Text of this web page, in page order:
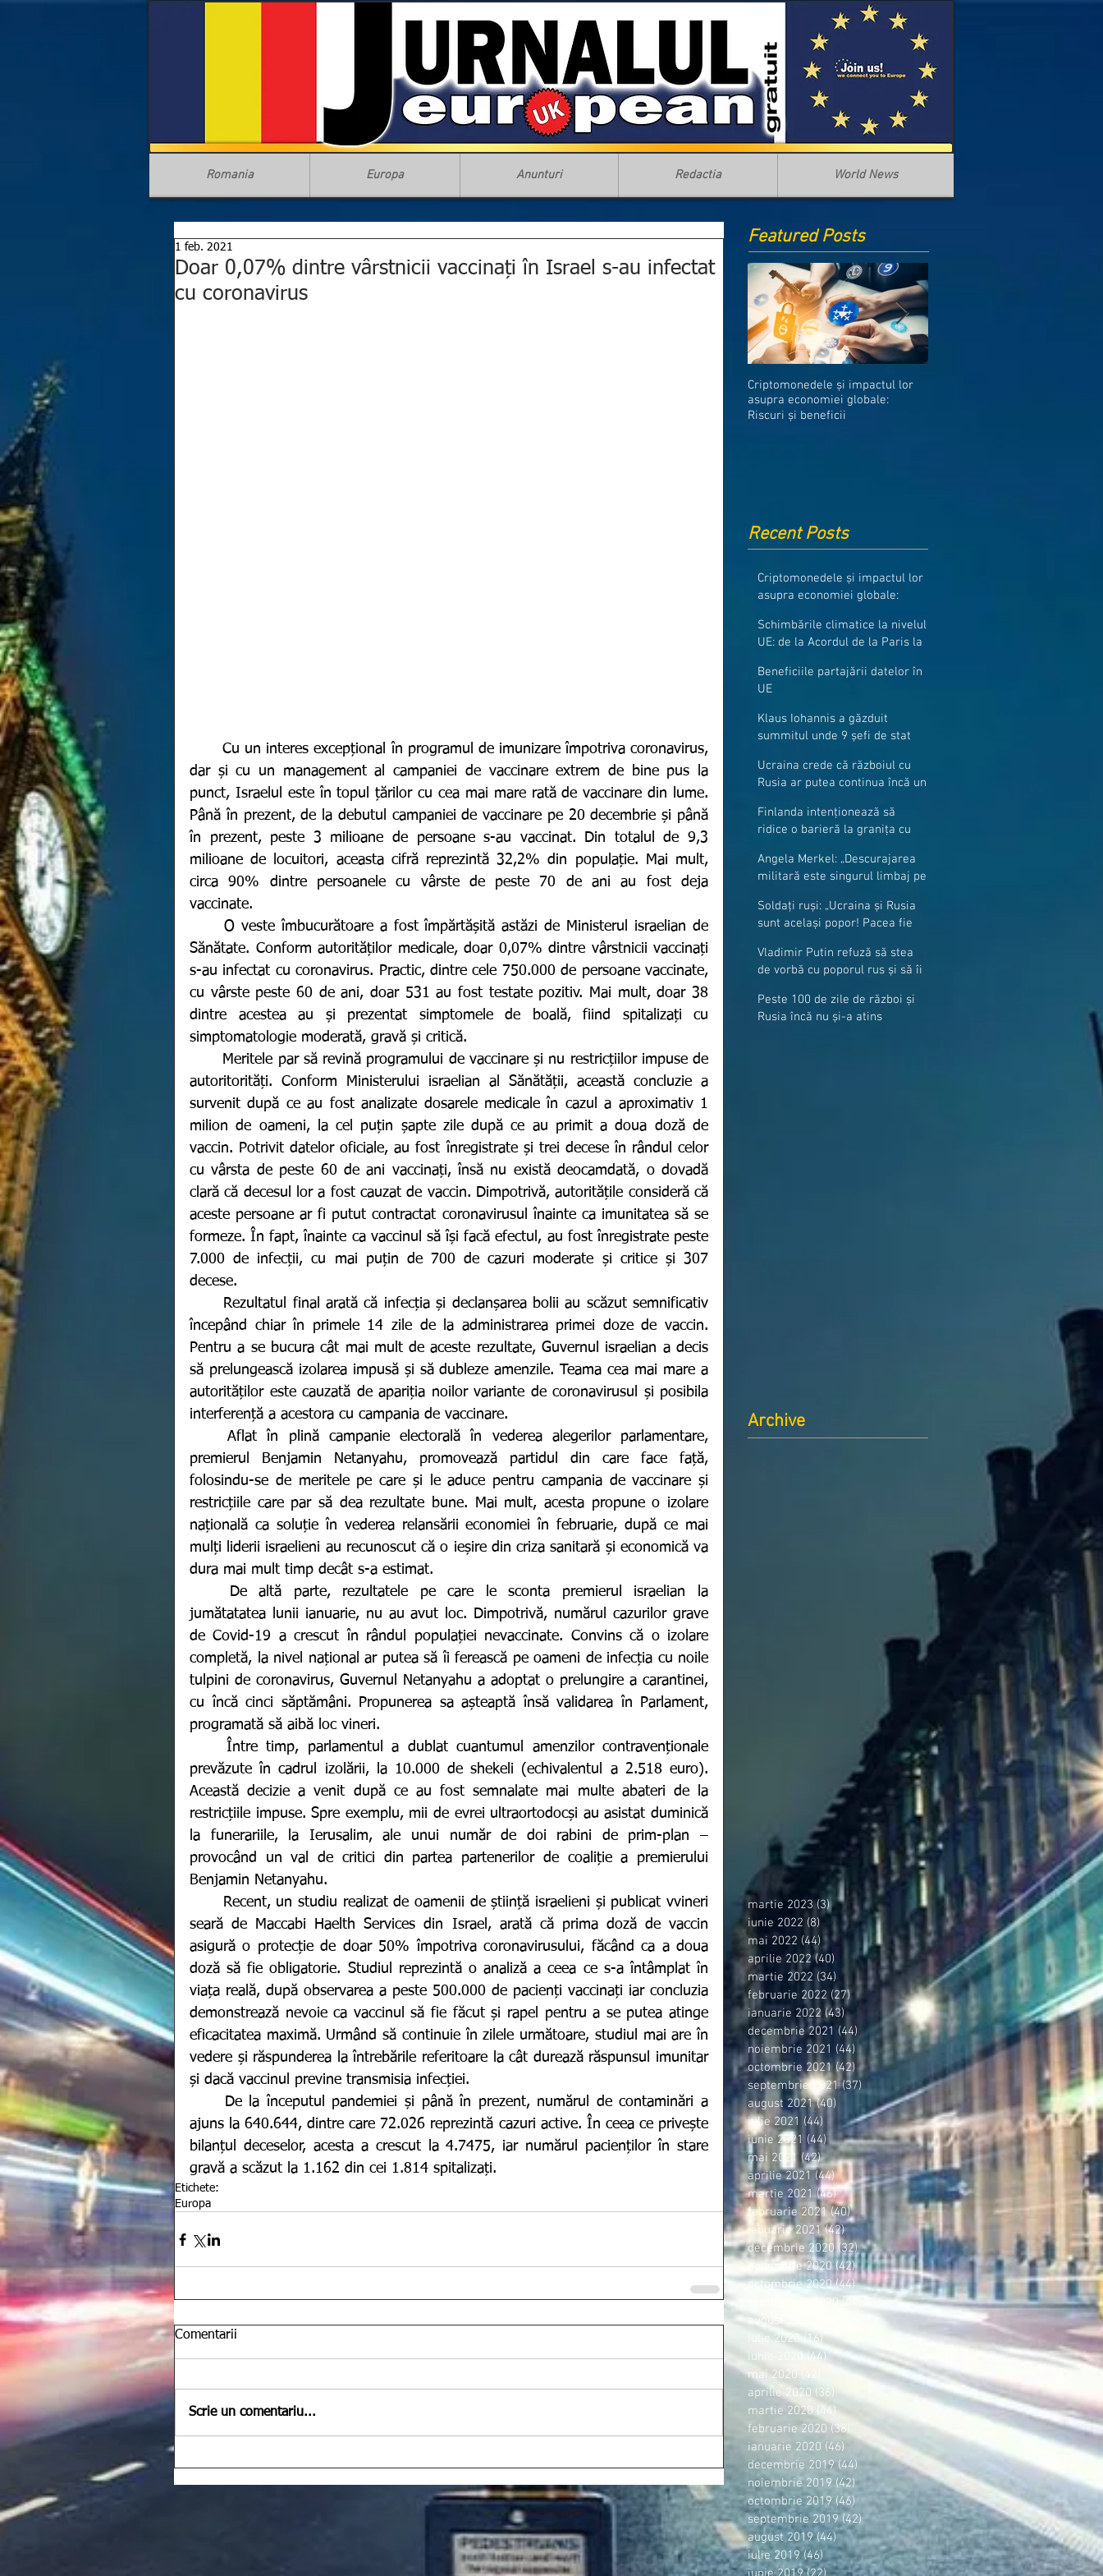
Romania Europa Anunturi Redactia World News
Doar 0,07% dintre vârstnicii vaccinați în Israel s-au infectat
cu coronavirus
1 feb. 2021
	Cu un interes excepțional în programul de imunizare împotriva coronavirus,
dar și cu un management al campaniei de vaccinare extrem de bine pus la
punct, Israelul este în topul țărilor cu cea mai mare rată de vaccinare din lume.
Până în prezent, de la debutul campaniei de vaccinare pe 20 decembrie și până
în prezent, peste 3 milioane de persoane s-au vaccinat. Din totalul de 9,3
milioane de locuitori, aceasta cifră reprezintă 32,2% din populație. Mai mult,
circa 90% dintre persoanele cu vârste de peste 70 de ani au fost deja
vaccinate.
Sănătate. Conform autorităților medicale, doar 0,07% dintre vârstnicii vaccinați
s-au infectat cu coronavirus. Practic, dintre cele 750.000 de persoane vaccinate,
cu vârste peste 60 de ani, doar 531 au fost testate pozitiv. Mai mult, doar 38
dintre acestea au și prezentat simptomele de boală, fiind spitalizați cu
simptomatologie moderată, gravă și critică.
autoritorități. Conform Ministerului israelian al Sănătății, această concluzie a
survenit după ce au fost analizate dosarele medicale în cazul a aproximativ 1
milion de oameni, la cel puțin șapte zile după ce au primit a doua doză de
vaccin. Potrivit datelor oficiale, au fost înregistrate și trei decese în rândul celor
cu vârsta de peste 60 de ani vaccinați, însă nu există deocamdată, o dovadă
clară că decesul lor a fost cauzat de vaccin. Dimpotrivă, autoritățile consideră că
aceste persoane ar fi putut contractat coronavirusul înainte ca imunitatea să se
formeze. În fapt, înainte ca vaccinul să își facă efectul, au fost înregistrate peste
7.000 de infecții, cu mai puțin de 700 de cazuri moderate și critice și 307
decese.
începând chiar în primele 14 zile de la administrarea primei doze de vaccin.
Pentru a se bucura cât mai mult de aceste rezultate, Guvernul israelian a decis
să prelungească izolarea impusă și să dubleze amenzile. Teama cea mai mare a
autorităților este cauzată de apariția noilor variante de coronavirusul și posibila
interferență a acestora cu campania de vaccinare.
	Aflat în plină campanie electorală în vederea alegerilor parlamentare,
premierul Benjamin Netanyahu, promovează partidul din care face față,
folosindu-se de meritele pe care și le aduce pentru campania de vaccinare și
restricțiile care par să dea rezultate bune. Mai mult, acesta propune o izolare
națională ca soluție în vederea relansării economiei în februarie, după ce mai
mulți liderii israelieni au recunoscut că o ieșire din criza sanitară și economică va
dura mai mult timp decât s-a estimat.
jumătatatea lunii ianuarie, nu au avut loc. Dimpotrivă, numărul cazurilor grave
de Covid-19 a crescut în rândul populației nevaccinate. Convins că o izolare
completă, la nivel național ar putea să îi ferească pe oameni de infecția cu noile
tulpini de coronavirus, Guvernul Netanyahu a adoptat o prelungire a carantinei,
cu încă cinci săptămâni. Propunerea sa așteaptă însă validarea în Parlament,
programată să aibă loc vineri.
prevăzute în cadrul izolării, la 10.000 de shekeli (echivalentul a 2.518 euro).
Această decizie a venit după ce au fost semnalate mai multe abateri de la
restricțiile impuse. Spre exemplu, mii de evrei ultraortodocși au asistat duminică
la funerariile, la Ierusalim, ale unui număr de doi rabini de prim-plan –
provocând un val de critici din partea partenerilor de coaliție a premierului
Benjamin Netanyahu.
seară de Maccabi Haelth Services din Israel, arată că prima doză de vaccin
asigură o protecție de doar 50% împotriva coronavirusului, făcând ca a doua
doză să fie obligatorie. Studiul reprezintă o analiză a ceea ce s-a întâmplat în
viața reală, după observarea a peste 500.000 de pacienți vaccinați iar concluzia
demonstrează nevoie ca vaccinul să fie făcut și rapel pentru a se putea atinge
eficacitatea maximă. Urmând să continuie în zilele următoare, studiul mai are în
vedere și răspunderea la întrebările referitoare la cât durează răspunsul imunitar
și dacă vaccinul previne transmisia infecției.
ajuns la 640.644, dintre care 72.026 reprezintă cazuri active. În ceea ce privește
bilanțul deceselor, acesta a crescut la 4.7475, iar numărul pacienților în stare
gravă a scăzut la 1.162 din cei 1.814 spitalizați.
Etichete:
Europa
Comentarii
Scrie un comentariu...
Featured Posts
Criptomonedele și impactul lor
asupra economiei globale:
Riscuri și beneficii
Recent Posts
Criptomonedele și impactul lor
asupra economiei globale:
Schimbările climatice la nivelul
UE: de la Acordul de la Paris la
Beneficiile partajării datelor în
UE
Klaus Iohannis a găzduit
summitul unde 9 șefi de stat
granițe
Ucraina crede că războiul cu
Rusia ar putea continua încă un
Finlanda intenționează să
ridice o barieră la granița cu
Angela Merkel: „Descurajarea
militară este singurul limbaj pe
Soldați ruși: „Ucraina și Rusia
sunt același popor! Pacea fie
Vladimir Putin refuză să stea
de vorbă cu poporul rus și să îi
Peste 100 de zile de război și
Rusia încă nu și-a atins
Archive
martie 2023 (3)3 postări
iunie 2022 (8) 8 postări
mai 2022 (44) 44 postări
aprilie 2022 (40) 40 postări
martie 2022 (34) 34 postări
februarie 2022 (27) 27 postări
ianuarie 2022 (43)43 postări
decembrie 2021 (44) 44 postări
noiembrie 2021 (44) 44 postări
octombrie 2021 (42) 42 postări
septembrie 2021 (37)37 postări
august 2021 (40) 40 postări
iulie 2021 (44) 44 postări
iunie 2021 (44) 44 postări
mai 2021 (42)42 postări
aprilie 2021 (44)44 postări
martie 2021 (46)46 postări
februarie 2021 (40)40 postări
ianuarie 2021 (42)42 postări
decembrie 2020 (32)32 postări
noiembrie 2020 (42)42 postări
octombrie 2020 (44)44 postări
septembrie 2020 (44)
44 postări
august 2020
42 postări
iulie 2020 (16)16 postări
iunie 2020 (44) 44 postări
mai 2020
(42)
42 postări
aprilie 2020 (36) 36 postări
martie 2020 (44)44 postări
februarie 2020 (38) 38 postări
ianuarie 2020 (46) 46 postări
decembrie 2019 (44) 44 postări
noiembrie 2019 (42)42 postări
octombrie 2019 (46) 46 postări
septembrie 2019 (42)42 postări
august 2019 (44)44 postări
iulie 2019 (46) 46 postări